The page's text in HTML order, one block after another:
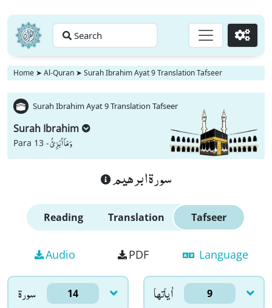
Search Go
Home ➤ Al-Quran ➤ Surah Ibrahim Ayat 9 Translation Tafseer
Surah Ibrahim Ayat 9 Translation Tafseer
Surah Ibrahim
Para 13 -وَ مَاۤ اُبَرِّئُ
سورة ابرهيم
Reading Translation Tafseer
Audio PDF Language
سورۃ 14 اٰياتها 9